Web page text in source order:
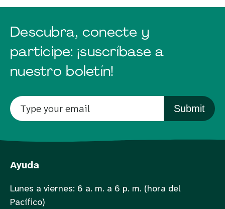
Descubra, conecte y
participe: ¡suscríbase a
nuestro boletín!
Submit
Ayuda
Lunes a viernes: 6 a. m. a 6 p. m. (hora del
Pacífico)